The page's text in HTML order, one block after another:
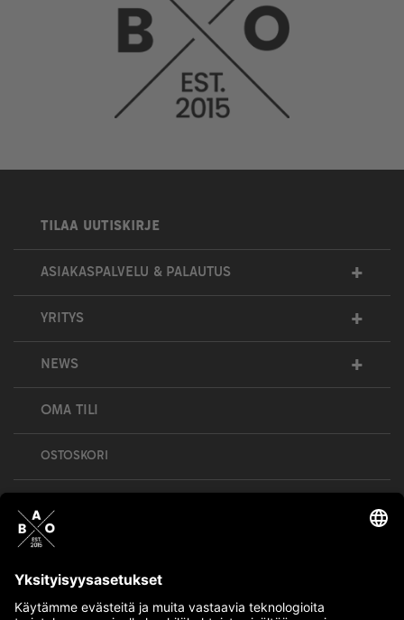
TILAA UUTISKIRJE
ASIAKASPALVELU & PALAUTUS +
YRITYS +
NEWS +
OMA TILI
OSTOSKORI
Bull’s All Out is social – follow us and show
your passion!